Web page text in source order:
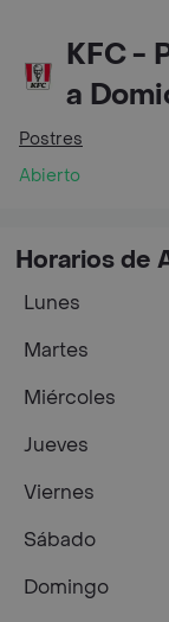
KFC -
a
Postres
Abierto
Horarios de
Lunes
Martes
Miércoles
Jueves
Viernes
Sábado
Domingo